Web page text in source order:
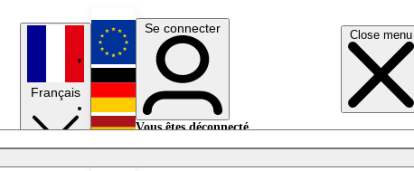
Close menu
Français
English
Deutsch
Se connecter
Vous êtes déconnecté.